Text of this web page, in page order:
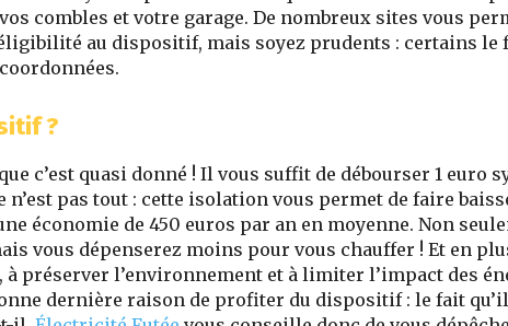
combles et votre garage. De nombreux sites vous
au dispositif, mais soyez prudents : certains le
?
c’est quasi donné ! Il vous suffit de débourser 1 euro
pas tout : cette isolation vous permet de faire
économie de 450 euros par an en moyenne. Non
vous dépenserez moins pour vous chauffer ! Et en
préserver l’environnement et à limiter l’impact des
dernière raison de profiter du dispositif : le fait